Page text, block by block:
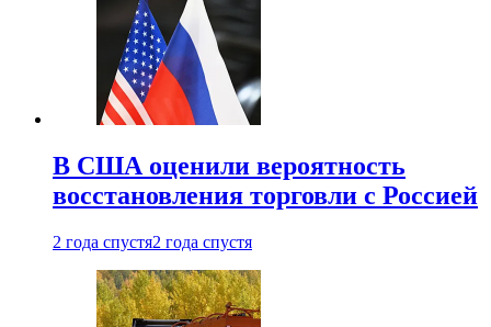
В США оценили вероятность
восстановления торговли с Россией
2 года спустя2 года спустя